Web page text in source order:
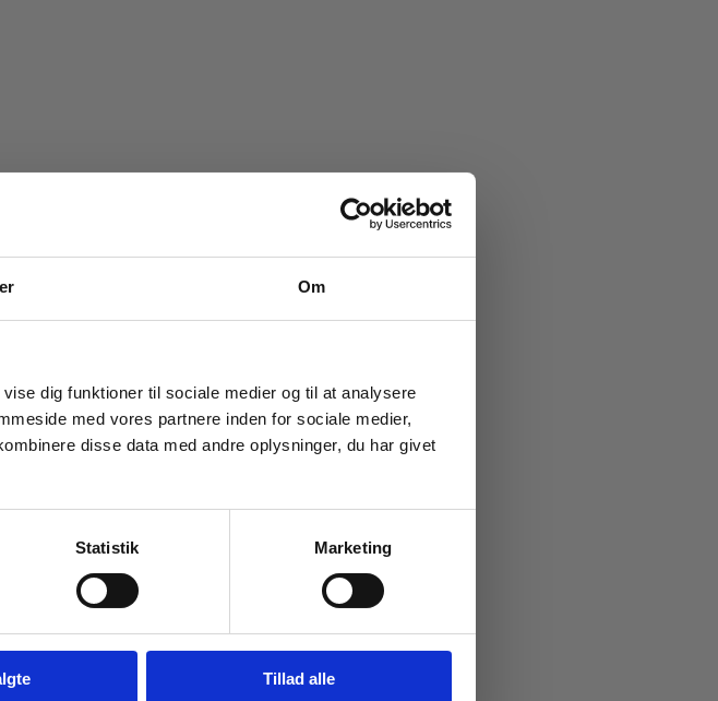
Om
dig funktioner til sociale medier og til at analysere
med vores partnere inden for sociale medier,
disse data med andre oplysninger, du har givet
Statistik Marketing
Tillad alle
på dit første køb
af Indbo Møblers kundeklub!
til eksklusive events.
her
Jeg springer over